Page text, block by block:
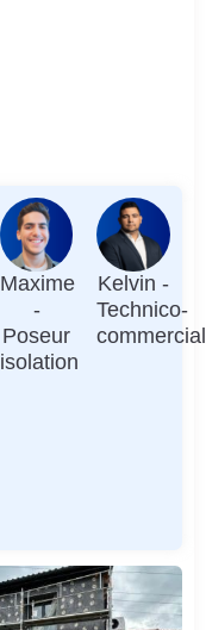
Maxime
-
Poseur
isolation
Kelvin -
Technico-
commercial